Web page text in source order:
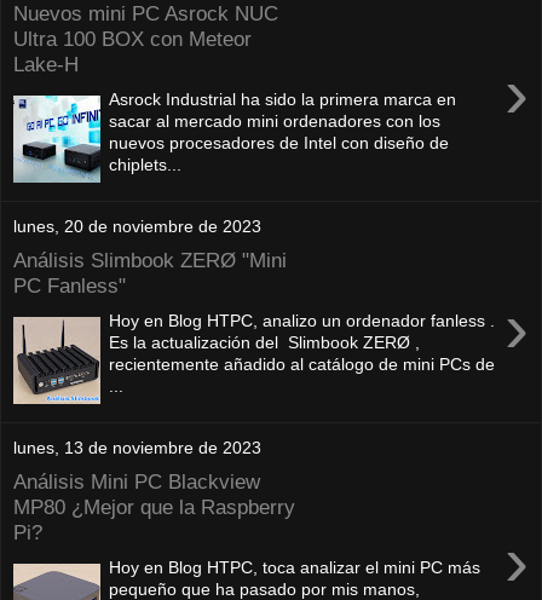
Nuevos mini PC Asrock NUC
Ultra 100 BOX con Meteor
Lake-H
›
Asrock Industrial ha sido la primera marca en
sacar al mercado mini ordenadores con los
nuevos procesadores de Intel con diseño de
chiplets...
lunes, 20 de noviembre de 2023
Análisis Slimbook ZERØ "Mini
PC Fanless"
›
Hoy en Blog HTPC, analizo un ordenador fanless .
Es la actualización del Slimbook ZERØ ,
recientemente añadido al catálogo de mini PCs de
lunes, 13 de noviembre de 2023
Análisis Mini PC Blackview
MP80 ¿Mejor que la Raspberry
Pi?
›
Hoy en Blog HTPC, toca analizar el mini PC más
pequeño que ha pasado por mis manos,